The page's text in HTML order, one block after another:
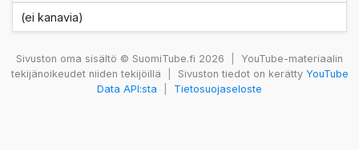
(ei kanavia)
Sivuston oma sisältö © SuomiTube.fi 2026
YouTube-materiaalin
tekijänoikeudet niiden tekijöillä
Sivuston tiedot on kerätty YouTube
Data API:sta
Tietosuojaseloste